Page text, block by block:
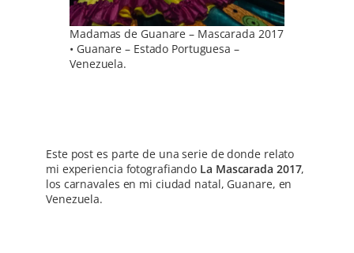
Madamas de Guanare – Mascarada 2017
• Guanare – Estado Portuguesa –
Venezuela.
Este post es parte de una serie de donde relato
mi experiencia fotografiando La Mascarada 2017,
los carnavales en mi ciudad natal, Guanare, en
Venezuela.